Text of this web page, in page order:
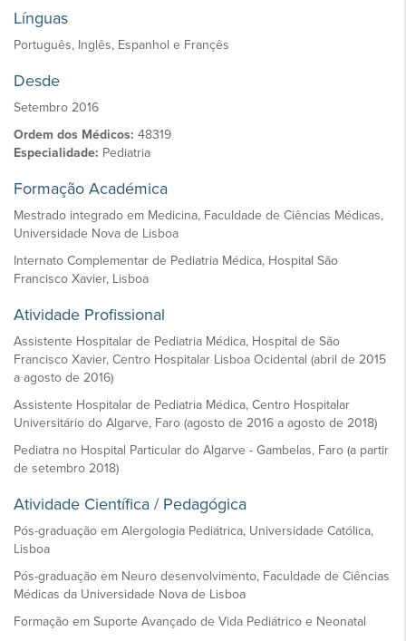
Línguas
Português, Inglês, Espanhol e Françês
Desde
Setembro 2016
Ordem dos Médicos: 48319
Especialidade: Pediatria
Formação Académica
Mestrado integrado em Medicina, Faculdade de Ciências Médicas,
Universidade Nova de Lisboa
Internato Complementar de Pediatria Médica, Hospital São
Francisco Xavier, Lisboa
Atividade Profissional
Assistente Hospitalar de Pediatria Médica, Hospital de São
Francisco Xavier, Centro Hospitalar Lisboa Ocidental (abril de 2015
a agosto de 2016)
Assistente Hospitalar de Pediatria Médica, Centro Hospitalar
Universitário do Algarve, Faro (agosto de 2016 a agosto de 2018)
Pediatra no Hospital Particular do Algarve - Gambelas, Faro (a partir
de setembro 2018)
Atividade Científica / Pedagógica
Pós-graduação em Alergologia Pediátrica, Universidade Católica,
Lisboa
Pós-graduação em Neuro desenvolvimento, Faculdade de Ciências
Médicas da Universidade Nova de Lisboa
Formação em Suporte Avançado de Vida Pediátrico e Neonatal